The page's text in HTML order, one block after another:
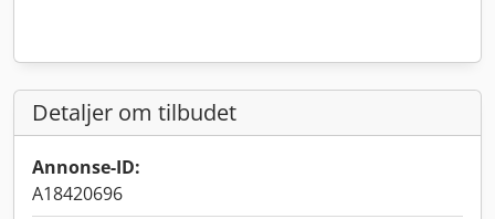
Detaljer om tilbudet
Annonse-ID:
A18420696